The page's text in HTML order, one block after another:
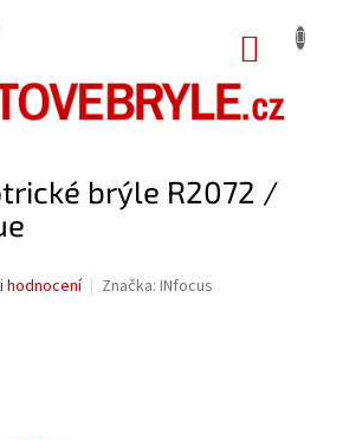
brýle R2072 /
hodnocení Značka: INfocus